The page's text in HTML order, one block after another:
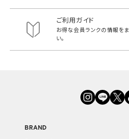
ご利用ガイド
お得な会員ランクの情報をま
い。
BRAND